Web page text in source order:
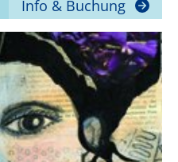
Info & Buchung